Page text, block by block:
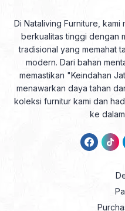
Di Nataliving Furniture,
berkualitas tinggi dengan
tradisional yang memahat
modern. Dari bahan
memastikan "Keindahan
menawarkan daya tahan
koleksi furnitur kami dan
ke